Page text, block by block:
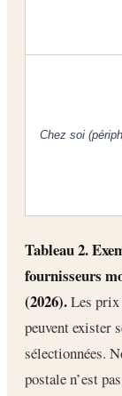
Chez soi
Tableau 2.
fournisseurs
(2026).Les
peuvent exister
sélectionnées.
postale n’est